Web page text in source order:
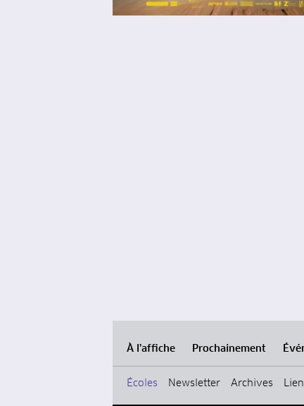
À l’affiche Prochainement
Écoles Newsletter Archives